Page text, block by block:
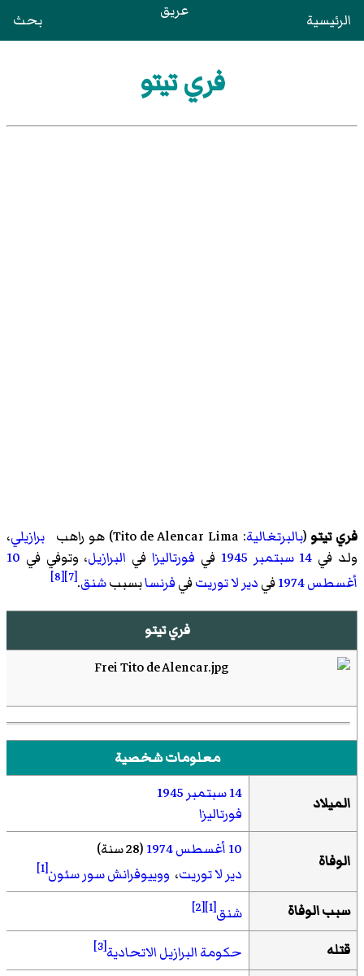
الرئيسية عريق بحث
فري تيتو
فري تيتو (بالبرتغالية:
Tito de Alencar Lima)‏ هو راهب برازيلي،
ولد في 14 سبتمبر 1945 في فورتاليزافي البرازيل، وتوفي في 10
أغسطس1974فيدير لا توريتفيفرنسابسببشنق.
[7]
[8]
فري تيتو
معلومات شخصية
الميلاد 14 سبتمبر
1945
فورتاليزا
الوفاة
10 أغسطس 1974(28 سنة)
دير لا توريت، ووييوفرانش سور سئون[1]
سبب الوفاة شنق[1]
[2]
قتله حكومة البرازيل الاتحادية[3]